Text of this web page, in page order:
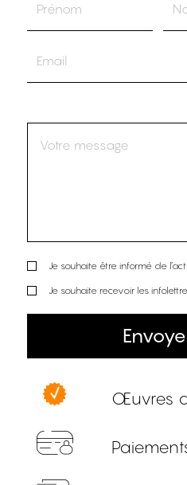
Je souhaite être informé de
Je souhaite recevoir les
Œuvres